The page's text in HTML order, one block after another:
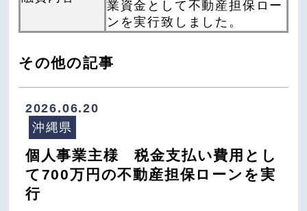
業資金として不動産担保ロー
ンを実行致しました。
その他の記事
2026.06.20
沖縄県
個人事業主様 税金支払い費用とし
て700万円の不動産担保ローンを実
行